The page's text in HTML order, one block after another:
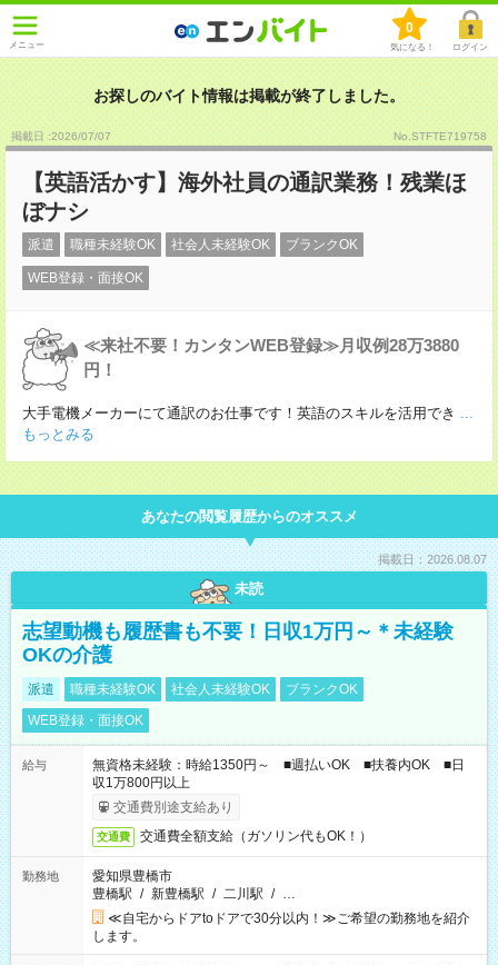
メニュー
0
気になる！ ログイン
お探しのバイト情報は掲載が終了しました。
掲載日 :2026/07/07 No.STFTE719758
【英語活かす】海外社員の通訳業務！残業ほ
ぼナシ
派遣 職種未経験OK 社会人未経験OK ブランクOK
WEB登録・面接OK
≪来社不要！カンタンWEB登録≫月収例28万3880
円！
大手電機メーカーにて通訳のお仕事です！英語のスキルを活用でき ...
もっとみる
あなたの閲覧履歴からのオススメ
掲載日：2026.08.07
未読
志望動機も履歴書も不要！日収1万円～＊未経験
OKの介護
派遣 職種未経験OK 社会人未経験OK
ブランクOK
WEB登録・面接OK
給与
無資格未経験：時給1350円～ ■週払いOK ■扶養内OK ■日
収1万800円以上
交通費別途支給あり
交通費 交通費全額支給（ガソリン代もOK！）
勤務地
愛知県豊橋市
豊橋駅 / 新豊橋駅 / 二川駅 / …
≪自宅からドアtoドアで30分以内！≫ご希望の勤務地を紹介
します。